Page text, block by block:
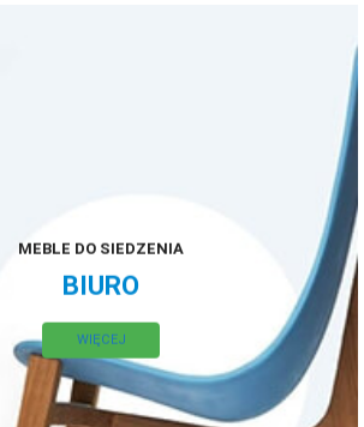
MEBLE DO SIEDZENIA
BIURO
WIĘCEJ